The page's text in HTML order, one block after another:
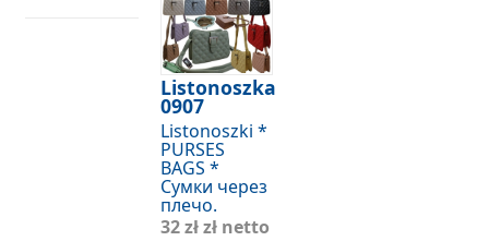
Listonoszka
0907
Listonoszki *
PURSES
BAGS *
Сумки через
плечо.
32 złzł netto